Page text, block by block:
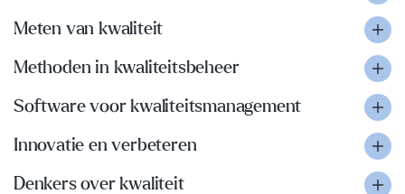
Meten van kwaliteit
Methoden in kwaliteitsbeheer
Software voor kwaliteitsmanagement
Innovatie en verbeteren
Denkers over kwaliteit